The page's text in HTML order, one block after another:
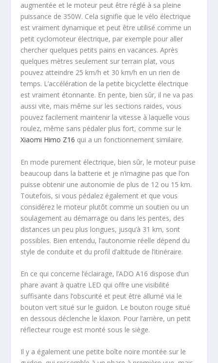
augmentée et le moteur peut être réglé à sa pleine
puissance de 350W. Cela signifie que le vélo électrique
est vraiment dynamique et peut être utilisé comme un
petit cyclomoteur électrique, par exemple pour aller
chercher quelques petits pains en vacances. Après
quelques mètres seulement sur terrain plat, vous
pouvez atteindre 25 km/h et 30 km/h en un rien de
temps. L’accélération de la petite bicyclette électrique
est vraiment étonnante. En pente, bien sûr, il ne va pas
aussi vite, mais même sur les sections raides, vous
pouvez facilement maintenir la vitesse à laquelle vous
roulez, même sans pédaler plus fort, comme sur le
Xiaomi Himo Z16 qui a un fonctionnement similaire.
En mode purement électrique, bien sûr, le moteur puise
beaucoup dans la batterie et je n’imagine pas que l’on
puisse obtenir une autonomie de plus de 12 ou 15 km.
Toutefois, si vous pédalez également et que vous
considérez le moteur plutôt comme un soutien ou un
soulagement au démarrage ou dans les pentes, des
distances un peu plus longues, jusqu’à 31 km, sont
possibles. Bien entendu, l’autonomie réelle dépend du
style de conduite et du profil d’altitude de l’itinéraire.
En ce qui concerne l’éclairage, l’ADO A16 dispose d’un
phare avant à quatre LED qui offre une visibilité
suffisante dans l’obscurité et peut être allumé via le
bouton vert situé sur le guidon. Le bouton rouge situé
en dessous déclenche le klaxon. Pour l’arrière, un petit
réflecteur rouge est monté sous le siège.
Il y a également une petite boîte noire montée sur le